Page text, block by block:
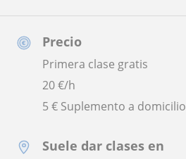
Precio
Primera clase gratis
20€/h
5 € Suplemento a domicilio
Suele dar clases en